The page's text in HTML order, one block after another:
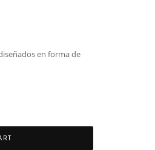
en forma de